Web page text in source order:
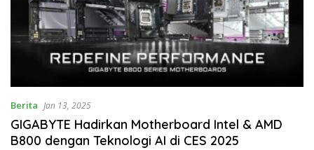
Berita Jan 13, 2025
GIGABYTE Hadirkan Motherboard Intel & AMD
B800 dengan Teknologi AI di CES 2025